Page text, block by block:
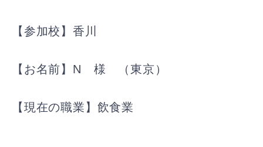
【参加校】香川
【お名前】N 様 （東京）
【現在の職業】飲食業